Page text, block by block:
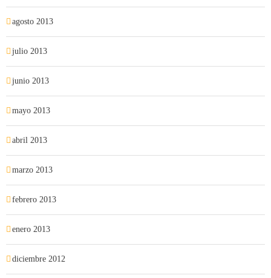
agosto 2013
julio 2013
junio 2013
mayo 2013
abril 2013
marzo 2013
febrero 2013
enero 2013
diciembre 2012